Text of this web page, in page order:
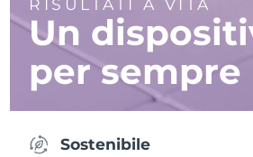
RISULTATI A VITA
Un
per sempre
Sostenibile